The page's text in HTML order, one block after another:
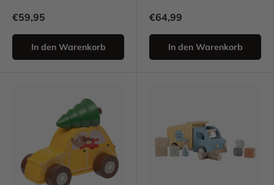
€59,95
In den Warenkorb
€64,99
In den Warenkorb